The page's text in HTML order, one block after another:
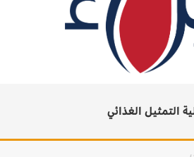
التمثيل الغذائي